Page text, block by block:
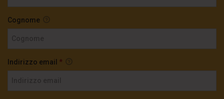
Cognome
Indirizzo email *